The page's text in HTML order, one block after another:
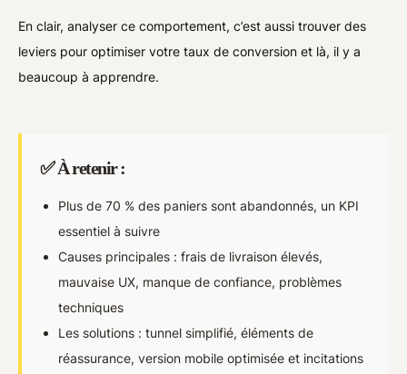
En clair, analyser ce comportement, c’est aussi trouver des
leviers pour optimiser votre taux de conversion et là, il y a
beaucoup à apprendre.
✅ À retenir :
Plus de 70 % des paniers sont abandonnés, un KPI
essentiel à suivre
Causes principales : frais de livraison élevés,
mauvaise UX, manque de confiance, problèmes
techniques
Les solutions : tunnel simplifié, éléments de
réassurance, version mobile optimisée et incitations